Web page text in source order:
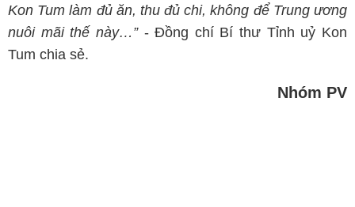
Kon Tum làm đủ ăn, thu đủ chi, không để Trung ương
nuôi mãi thế này…”- Đồng chí Bí thư Tỉnh uỷ Kon
Tum chia sẻ.
Nhóm PV